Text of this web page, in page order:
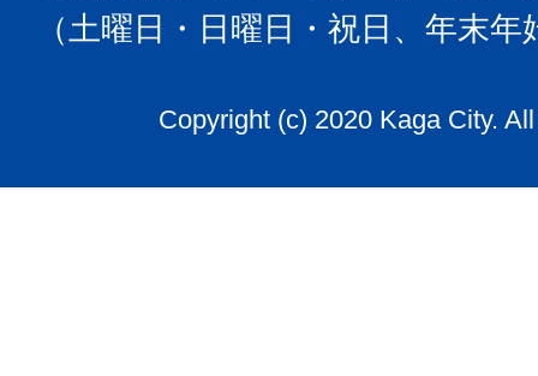
（土曜日・日曜日・祝日、年末
Copyright (c) 2020 Kaga City.